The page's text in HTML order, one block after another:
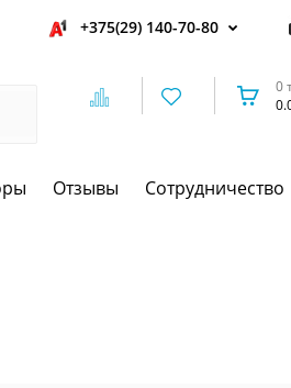
+375(29) 140-70-80
0
Отзывы Сотрудничество